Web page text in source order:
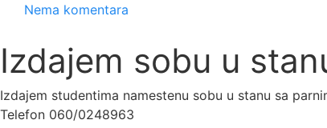
Nema komentara
Izdajem sobu u
Izdajem studentima namestenu sobu u stanu sa
Telefon 060/0248963